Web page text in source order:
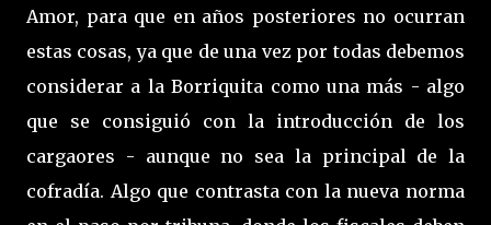
Amor, para que en años posteriores no ocurran
estas cosas, ya que de una vez por todas debemos
considerar a la Borriquita como una más - algo
que se consiguió con la introducción de los
cargaores - aunque no sea la principal de la
cofradía. Algo que contrasta con la nueva norma